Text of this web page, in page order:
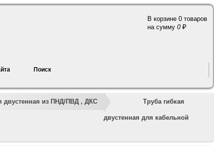
В корзине 0 товаров
на сумму 0
Поиск
»»
двустенная из ПНД/ПВД , ДКС Труба гибкая
двустенная для кабельной